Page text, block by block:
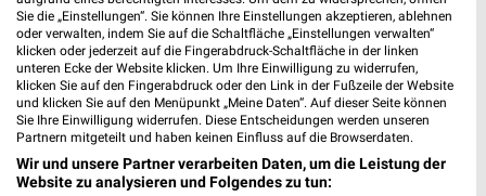
E center Wangen / Allgäu
Friedrich-Ebert-Straße 29
88239 Wangen / Allgäu
Heute 07:00 - 21:00 Uhr |
594,46 km • Angebote: 1 Prospekt
Sie die „Einstellungen“. Sie können Ihre Einstellungen akzeptieren, ablehnen
oder verwalten, indem Sie auf die Schaltfläche „Einstellungen verwalten“
klicken oder jederzeit auf die Fingerabdruck-Schaltfläche in der linken
unteren Ecke der Website klicken. Um Ihre Einwilligung zu widerrufen,
klicken Sie auf den Fingerabdruck oder den Link in der Fußzeile der Website
und klicken Sie auf den Menüpunkt „Meine Daten“. Auf dieser Seite können
Sie Ihre Einwilligung widerrufen. Diese Entscheidungen werden unseren
Partnern mitgeteilt und haben keinen Einfluss auf die Browserdaten.
Wir und unsere Partner verarbeiten Daten, um die Leistung der
Website zu analysieren und Folgendes zu tun: